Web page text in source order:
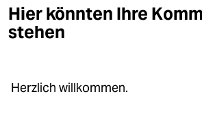
Hier könnten Ihre
stehen
Herzlich willkommen.